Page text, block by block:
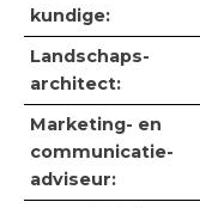
kundige:
Landschaps­
architect:
Marketing- en
communicatie­
adviseur: